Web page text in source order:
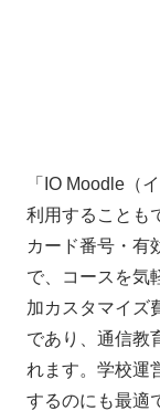
「IO Moodle（
利用することも
カード番号・有
で、コースを気
加カスタマイズ
であり、通信教
れます。学校運
するのにも最適